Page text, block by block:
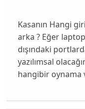
Kasanın Hangi
arka ? Eğer
dışındaki
yazılımsal
hangibir oynama